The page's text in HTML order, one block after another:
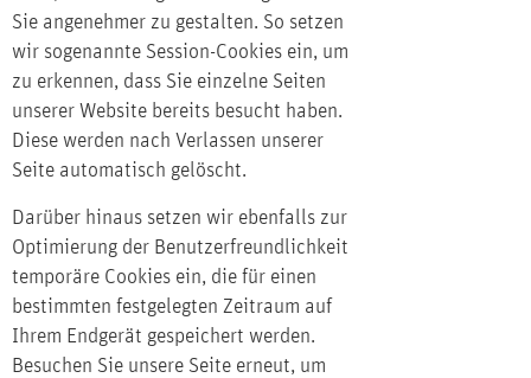
Sie angenehmer zu gestalten. So setzen
wir sogenannte Session-Cookies ein, um
zu erkennen, dass Sie einzelne Seiten
unserer Website bereits besucht haben.
Diese werden nach Verlassen unserer
Seite automatisch gelöscht.
Darüber hinaus setzen wir ebenfalls zur
Optimierung der Benutzerfreundlichkeit
temporäre Cookies ein, die für einen
bestimmten festgelegten Zeitraum auf
Ihrem Endgerät gespeichert werden.
Besuchen Sie unsere Seite erneut, um